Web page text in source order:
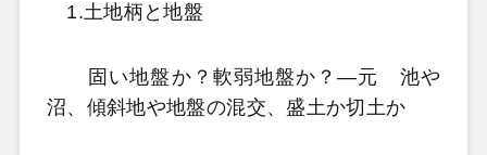
1.土地柄と地盤
固い地盤か？軟弱地盤か？―元 池や
沼、傾斜地や地盤の混交、盛土か切土か